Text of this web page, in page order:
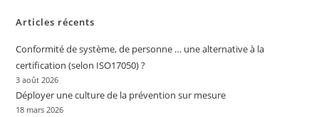
Articles récents
Conformité de système, de personne … une alternative à la
certification (selon ISO17050) ?
3 août 2026
Déployer une culture de la prévention sur mesure
18 mars 2026